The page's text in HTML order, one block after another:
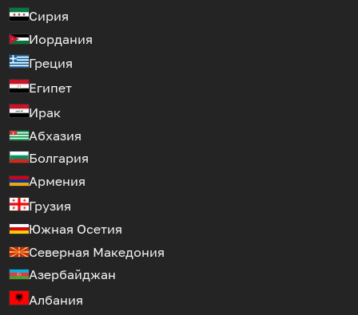
Сирия
Иордания
Греция
Египет
Ирак
Абхазия
Болгария
Армения
Грузия
Южная Осетия
Северная Македония
Азербайджан
Албания